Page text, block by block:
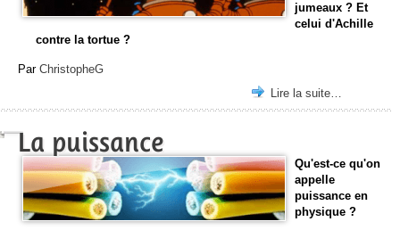
jumeaux ? Et
celui d'Achille
contre la tortue ?
Par ChristopheG
Lire la suite…
La puissance
Qu'est-ce qu'on
appelle
puissance en
physique ?